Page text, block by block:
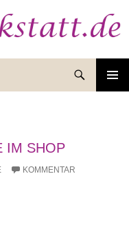
IM SHOP
KOMMENTAR